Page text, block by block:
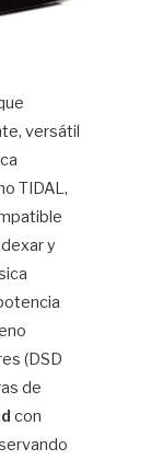
versátil
TIDAL,
y
(DSD
de
con